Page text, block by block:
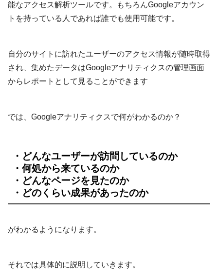
能なアクセス解析ツールです。もちろんGoogleアカウン
トを持っている人であれば誰でも使用可能です。
自分のサイトに訪れたユーザーのアクセス情報が随時取得
され、 集めたデータはGoogleアナリティクスの管理画面
からレポートとして見ることができます
では、Googleアナリティクスで何がわかるのか？
・どんなユーザーが訪問しているのか
・何処から来ているのか
・どんなページを見たのか
・どのくらい成果があったのか
がわかるようになります。
それでは具体的に説明していきます。